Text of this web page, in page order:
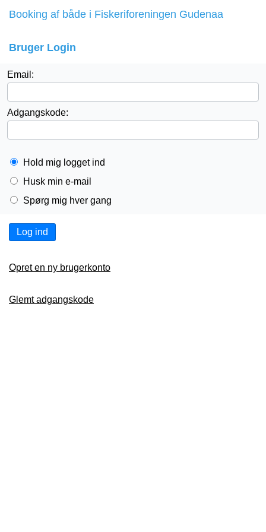
Booking af både i Fiskeriforeningen Gudenaa
Bruger Login
Email:
Adgangskode:
Hold mig logget ind
Husk min e-mail
Spørg mig hver gang
Log ind
Opret en ny brugerkonto
Glemt adgangskode